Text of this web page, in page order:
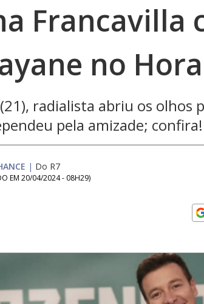
Francavilla
no
radialista abriu os olhos
pela amizade; confira!
| Do R7
EM 20/04/2024 - 08H29)